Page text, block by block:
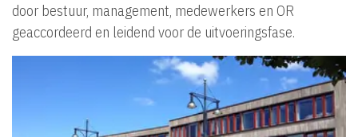
door bestuur, management, medewerkers en OR
geaccordeerd en leidend voor de uitvoeringsfase.